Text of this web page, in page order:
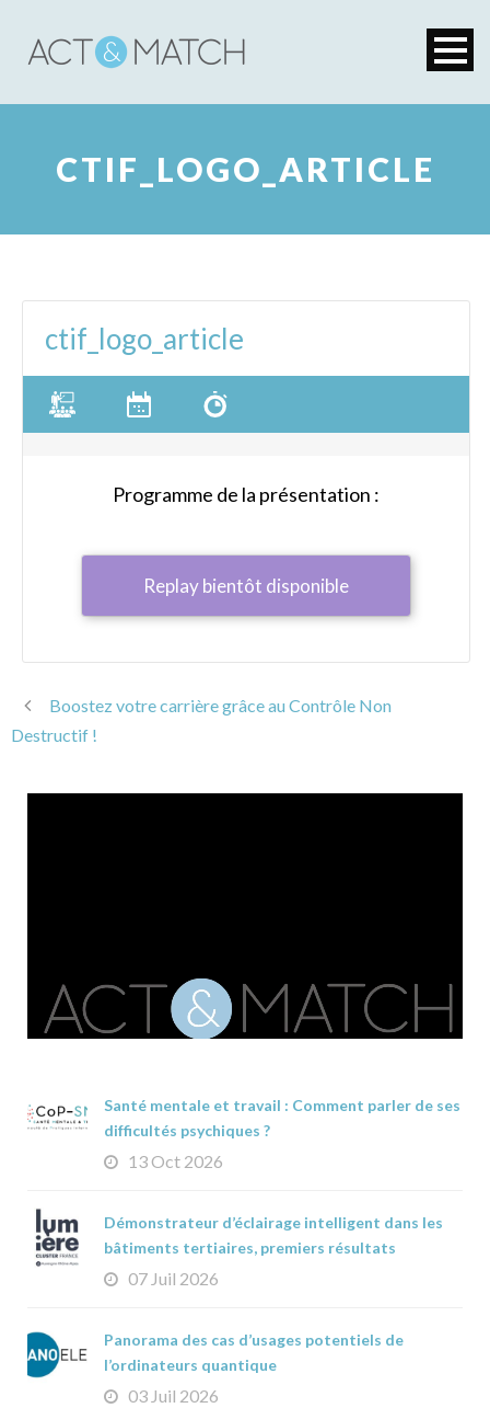
CTIF_LOGO_ARTICLE
ctif_logo_article
Programme de la présentation :
Replay bientôt disponible
Boostez votre carrière grâce au Contrôle Non
Destructif !
Santé mentale et travail : Comment parler de ses
difficultés psychiques ?
13 Oct 2026
Démonstrateur d’éclairage intelligent dans les
bâtiments tertiaires, premiers résultats
07 Juil 2026
Panorama des cas d’usages potentiels de
l’ordinateurs quantique
03 Juil 2026